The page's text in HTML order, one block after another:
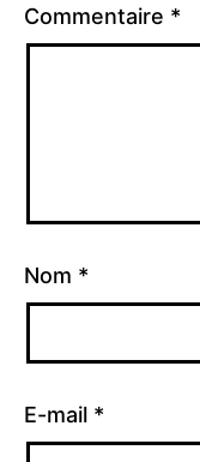
Commentaire *
Nom *
E-mail *